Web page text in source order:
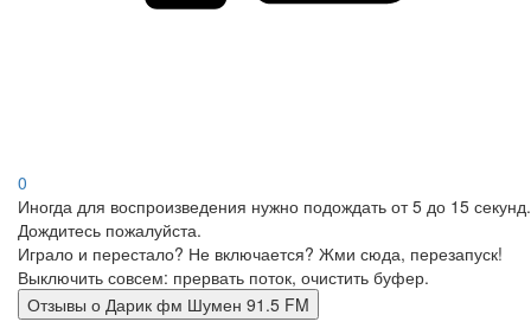
0
Иногда для воспроизведения нужно подождать от 5 до 15 секунд.
Дождитесь пожалуйста.
Играло и перестало? Не включается? Жми сюда, перезапуск!
Выключить совсем: прервать поток, очистить буфер.
Отзывы о Дарик фм Шумен 91.5 FM